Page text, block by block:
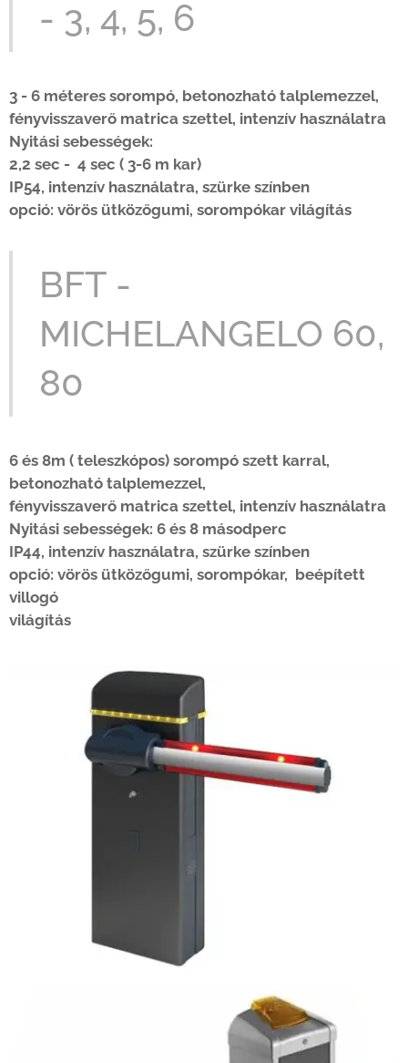
- 3, 4, 5, 6
3 - 6 méteres sorompó, betonozható talplemezzel,
fényvisszaverő matrica szettel, intenzív használatra
Nyitási sebességek:
2,2 sec - 4 sec ( 3-6 m kar)
IP54, intenzív használatra, szürke színben
opció: vörös ütközőgumi, sorompókar világítás
BFT -
MICHELANGELO 60,
80
6 és 8m ( teleszkópos) sorompó szett karral,
betonozható talplemezzel,
fényvisszaverő matrica szettel, intenzív használatra
Nyitási sebességek: 6 és 8 másodperc
IP44, intenzív használatra, szürke színben
opció: vörös ütközőgumi, sorompókar, beépített
villogó
világítás